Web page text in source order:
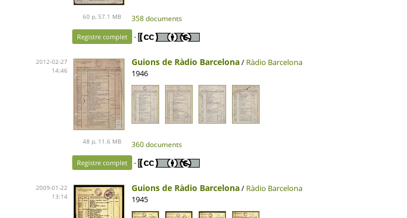
60 p, 57.1 MB 358 documents
Registre complet -
2012-02-27
14:46
48 p, 11.6 MB
Guions de Ràdio Barcelona/ Ràdio Barcelona
1946
360 documents
Registre complet -
2009-01-22
13:14
Guions de Ràdio Barcelona/ Ràdio Barcelona
1945